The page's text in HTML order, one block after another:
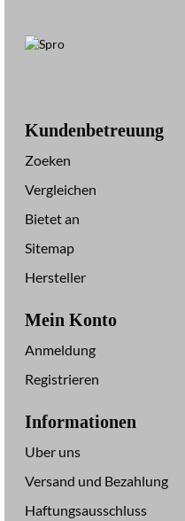
Kundenbetreuung
Zoeken
Vergleichen
Bietet an
Sitemap
Hersteller
Mein Konto
Anmeldung
Registrieren
Informationen
Uber uns
Versand und Bezahlung
Haftungsausschluss